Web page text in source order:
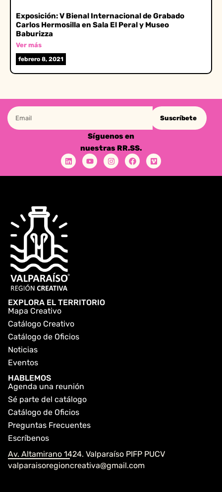
Exposición: V Bienal Internacional de Grabado
Carlos Hermosilla en Sala El Peral y Museo
Baburizza
Ver más
febrero 8, 2021
Suscríbete
Síguenos en
nuestras RR.SS.
EXPLORA EL TERRITORIO
Mapa Creativo
Catálogo Creativo
Catálogo de Oficios
Noticias
Eventos
HABLEMOS
Agenda una reunión
Sé parte del catálogo
Catálogo de Oficios
Preguntas Frecuentes
Escríbenos
Av. Altamirano 1424. Valparaíso PIFP PUCV
valparaisoregioncreativa@gmail.com